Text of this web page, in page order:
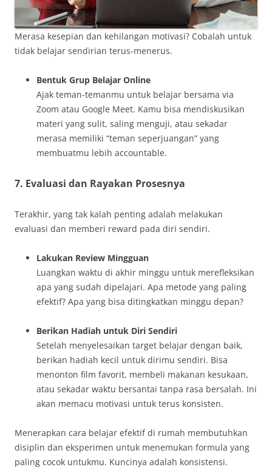
Merasa kesepian dan kehilangan motivasi? Cobalah untuk
tidak belajar sendirian terus-menerus.
Bentuk Grup Belajar Online
Ajak teman-temanmu untuk belajar bersama via
Zoom atau Google Meet. Kamu bisa mendiskusikan
materi yang sulit, saling menguji, atau sekadar
merasa memiliki “teman seperjuangan” yang
membuatmu lebih accountable.
7. Evaluasi dan Rayakan Prosesnya
Terakhir, yang tak kalah penting adalah melakukan
evaluasi dan memberi reward pada diri sendiri.
Lakukan Review Mingguan
Luangkan waktu di akhir minggu untuk merefleksikan
apa yang sudah dipelajari. Apa metode yang paling
efektif? Apa yang bisa ditingkatkan minggu depan?
Berikan Hadiah untuk Diri Sendiri
Setelah menyelesaikan target belajar dengan baik,
berikan hadiah kecil untuk dirimu sendiri. Bisa
menonton film favorit, membeli makanan kesukaan,
atau sekadar waktu bersantai tanpa rasa bersalah. Ini
akan memacu motivasi untuk terus konsisten.
Menerapkan cara belajar efektif di rumah membutuhkan
disiplin dan eksperimen untuk menemukan formula yang
paling cocok untukmu. Kuncinya adalah konsistensi.